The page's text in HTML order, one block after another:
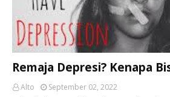
Remaja Depresi? Kenapa
Alto
September 02, 2022